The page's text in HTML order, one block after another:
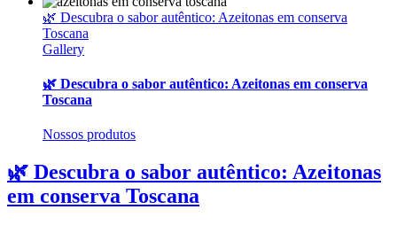
🌿 Descubra o sabor autêntico: Azeitonas em conserva
Toscana
Gallery
🌿 Descubra o sabor autêntico: Azeitonas em conserva
Toscana
Nossos produtos
🌿 Descubra o sabor autêntico: Azeitonas
em conserva Toscana